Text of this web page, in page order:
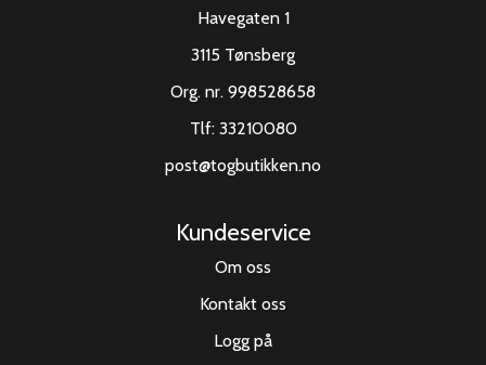
Havegaten 1
3115 Tønsberg
Org. nr. 998528658
Tlf: 33210080
post@togbutikken.no
Kundeservice
Om oss
Kontakt oss
Logg på